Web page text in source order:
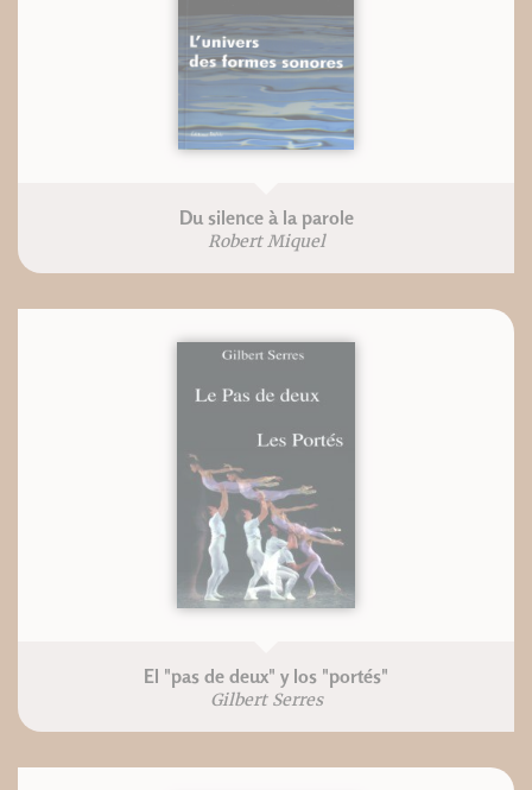
Du silence à la parole
Robert Miquel
El "pas de deux" y los "portés"
Gilbert Serres